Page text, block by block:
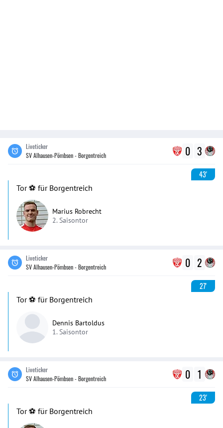
Liveticker
SV Alhausen-Pömbsen - Borgentreich
0 3
43'
Tor ⚽️ für Borgentreich
Marius Robrecht
2. Saisontor
Liveticker
SV Alhausen-Pömbsen - Borgentreich
0 2
27'
Tor ⚽️ für Borgentreich
Dennis Bartoldus
1. Saisontor
Liveticker
SV Alhausen-Pömbsen - Borgentreich
0 1
23'
Tor ⚽️ für Borgentreich